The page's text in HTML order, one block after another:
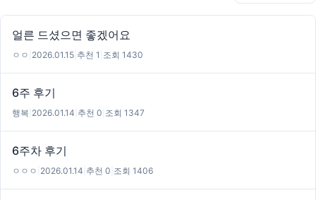
얼른 드셨으면 좋겠어요
ㅇㅇ 2026.01.15 추천 1 조회 1430
6주 후기
행복 2026.01.14 추천 0 조회 1347
6주차 후기
ㅇㅇㅇ 2026.01.14 추천 0 조회 1406